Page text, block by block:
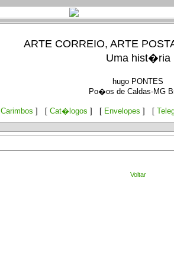
ARTE CORREIO, ARTE
Uma hist�ria
hugo PONTES
Po�os de Caldas-MG
Carimbos ] [ Cat�logos ] [ Envelopes ] [
Voltar